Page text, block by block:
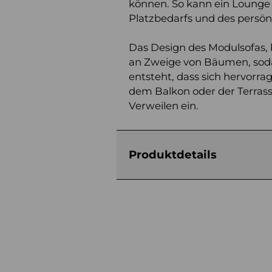
können. So kann ein
Platzbedarfs und des
Das Design des
an Zweige von Bäumen,
entsteht, dass sich
dem Balkon oder der
Verweilen ein.
Produktdetails